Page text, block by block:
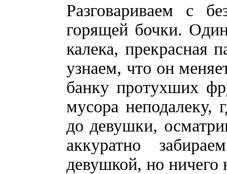
Разговариваем с
горящей бочки.
калека, прекрасная
узнаем, что он
банку протухших
мусора неподалеку,
до девушки,
аккуратно
девушкой, но ничего